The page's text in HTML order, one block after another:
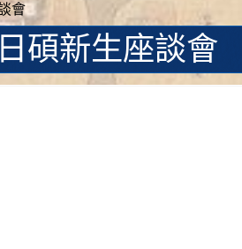
會
碩新生座談會